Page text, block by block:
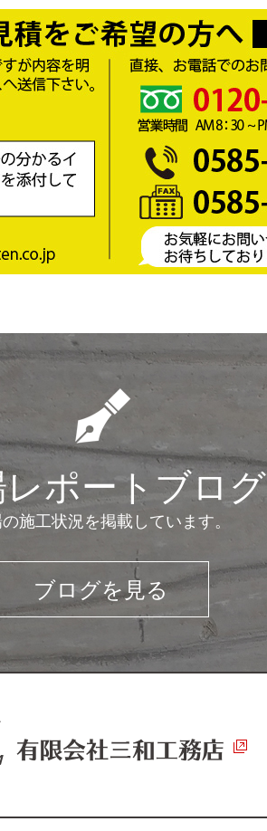
ポートブログ
施工状況を掲載しています。
ブログを見る